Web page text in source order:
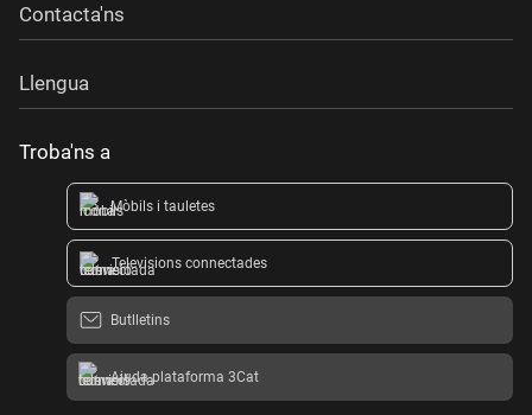
Contacta'ns
Llengua
Troba'ns a
Mòbils i tauletes
Televisions connectades
Butlletins
Ajuda plataforma 3Cat